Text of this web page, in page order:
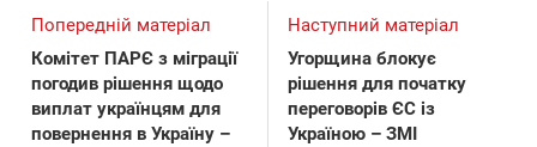
Попередній матеріал
Комітет ПАРЄ з міграції
погодив рішення щодо
виплат українцям для
повернення в Україну –
Наступний матеріал
Угорщина блокує
рішення для початку
переговорів ЄС із
Україною – ЗМІ